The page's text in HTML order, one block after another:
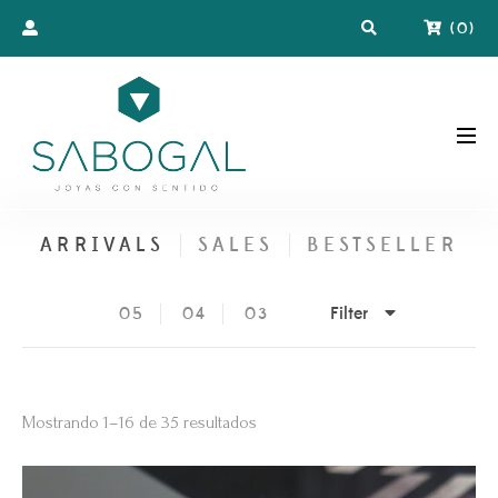
(0)
ARRIVALS SALES BESTSELLER
05 04 03 Filter
Mostrando 1–16 de 35 resultados